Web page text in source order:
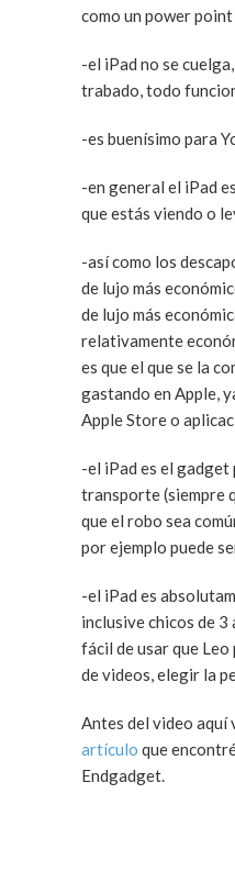
como un power
-el iPad no se
trabado, todo
-es buenísimo para
-en general el iPad
que estás viendo o
-así como los
de lujo más
de lujo más
relativamente económica. El modelo
es que el que se la
gastando en Apple,
Apple Store o
-el iPad es el gadget
transporte (siempre
que el robo sea común). Para un vuelo
por ejemplo puede
-el iPad es
inclusive chicos de 3
fácil de usar que
de videos, elegir la
Antes del video aquí
artículo que
Endgadget.